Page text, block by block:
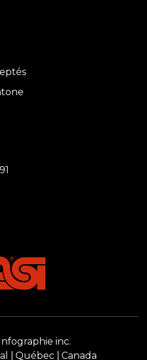
inc.
Québec Canada